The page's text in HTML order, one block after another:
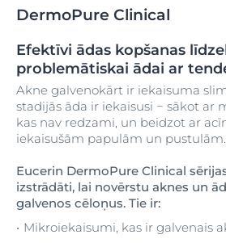
DermoPure Clinical
Efektīvi ādas kopšanas
problemātiskai ādai ar
Akne galvenokārt ir iekaisuma
stadijās āda ir iekaisusi − sākot ar
kas nav redzami, un beidzot ar
iekaisušām papulām un pustulām.
Eucerin DermoPure Clinical
izstrādāti, lai novērstu aknes un
galvenos cēloņus. Tie ir:
Mikroiekaisumi, kas ir galvenais